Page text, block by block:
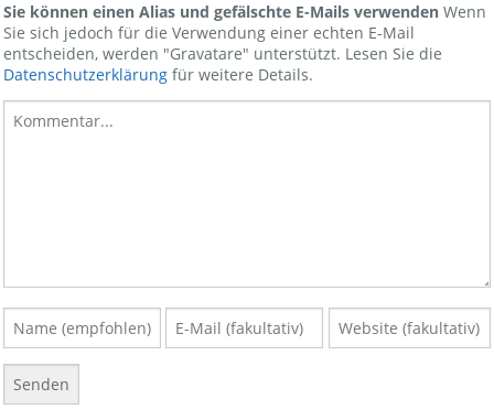
Sie können einen Alias und gefälschte E-Mails verwenden Wenn
Sie sich jedoch für die Verwendung einer echten E-Mail
entscheiden, werden "Gravatare" unterstützt. Lesen Sie die
Datenschutzerklärung für weitere Details.